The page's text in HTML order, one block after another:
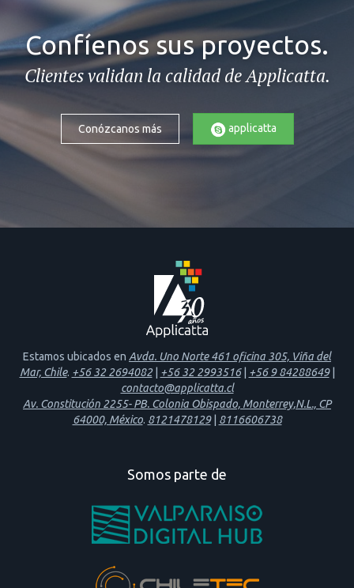
Confíenos sus proyectos.
Clientes validan la calidad de Applicatta.
Conózcanos más applicatta
Estamos ubicados en Avda. Uno Norte 461 oficina 305, Viña del
Mar, Chile. +56 32 2694082| +56 32 2993516| +56 9 84288649|
contacto@applicatta.cl
Av. Constitución 2255- PB. Colonia Obispado, Monterrey,N.L., CP
64000, México. 8121478129| 8116606738
Somos parte de